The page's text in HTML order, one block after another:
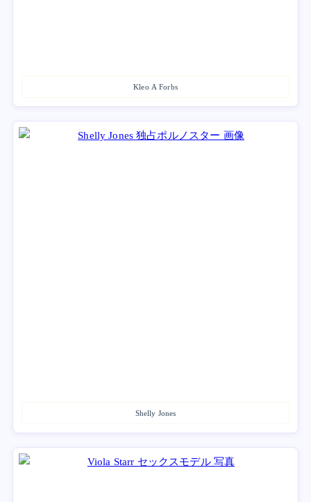
Kleo A Forbs
Shelly Jones